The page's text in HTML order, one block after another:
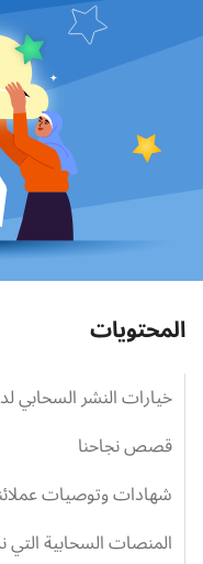
المحتويات
خيارات النشر السحابي
قصص نجاحنا
شهادات وتوصيات
المنصات السحابية التي